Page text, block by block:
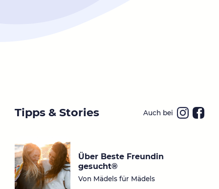
Tipps & Stories Auch bei
Über Beste Freundin
gesucht®
Von Mädels für Mädels